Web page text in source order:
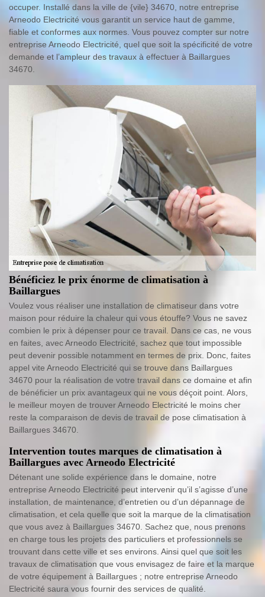
occuper. Installé dans la ville de {vile} 34670, notre entreprise
Arneodo Electricité vous garantit un service haut de gamme,
fiable et conformes aux normes. Vous pouvez compter sur notre
entreprise Arneodo Electricité, quel que soit la spécificité de votre
demande et l’ampleur des travaux à effectuer à Baillargues
34670.
Bénéficiez le prix énorme de climatisation à
Baillargues
Voulez vous réaliser une installation de climatiseur dans votre
maison pour réduire la chaleur qui vous étouffe? Vous ne savez
combien le prix à dépenser pour ce travail. Dans ce cas, ne vous
en faites, avec Arneodo Electricité, sachez que tout impossible
peut devenir possible notamment en termes de prix. Donc, faites
appel vite Arneodo Electricité qui se trouve dans Baillargues
34670 pour la réalisation de votre travail dans ce domaine et afin
de bénéficier un prix avantageux qui ne vous déçoit point. Alors,
le meilleur moyen de trouver Arneodo Electricité le moins cher
reste la comparaison de devis de travail de pose climatisation à
Baillargues 34670.
Intervention toutes marques de climatisation à
Baillargues avec Arneodo Electricité
Détenant une solide expérience dans le domaine, notre
entreprise Arneodo Electricité peut intervenir qu’il s’agisse d’une
installation, de maintenance, d’entretien ou d’un dépannage de
climatisation, et cela quelle que soit la marque de la climatisation
que vous avez à Baillargues 34670. Sachez que, nous prenons
en charge tous les projets des particuliers et professionnels se
trouvant dans cette ville et ses environs. Ainsi quel que soit les
travaux de climatisation que vous envisagez de faire et la marque
de votre équipement à Baillargues ; notre entreprise Arneodo
Electricité saura vous fournir des services de qualité.